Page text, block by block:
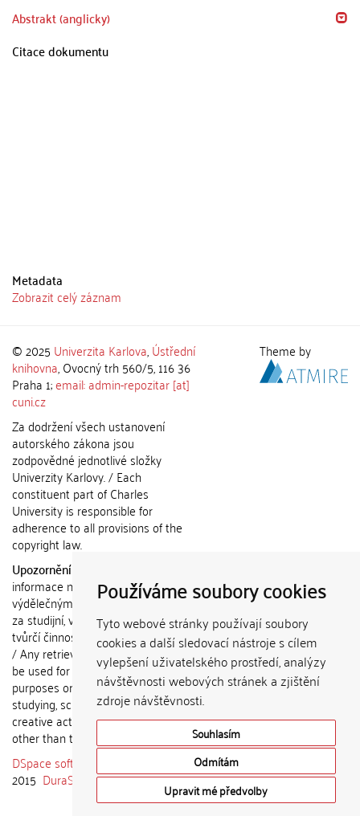
Používáme soubory cookies
Tyto webové stránky používají soubory
cookies a další sledovací nástroje s cílem
vylepšení uživatelského prostředí, analýzy
návštěvnosti webových stránek a zjištění
zdroje návštěvnosti.
Souhlasím
Odmítám
Upravit mé předvolby
Abstrakt (anglicky)
Citace dokumentu
Metadata
Zobrazit celý záznam
© 2025 Univerzita Karlova,Ústřední
knihovna, Ovocný trh 560/5, 116 36
Praha 1;email: admin-repozitar [at]
cuni.cz
Za dodržení všech ustanovení
autorského zákona jsou
zodpovědné jednotlivé složky
Univerzity Karlovy. / Each
constituent part of Charles
University is responsible for
adherence to all provisions of the
copyright law.
Upozornění / Notice:
informace nemohou být použity k
výdělečným účelům nebo vydávány
za studijní, vědeckou nebo jinou
tvůrčí činnost jiné osoby než autora.
/ Any retrieved information shall not
be used for any commercial
purposes or claimed as results of
studying, scientific or any other
creative activities of any person
other than the author.
DSpace software
copyright © 2002-
2015 DuraSpace
Theme by